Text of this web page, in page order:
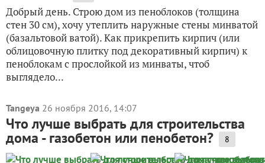
Добрый день. Строю дом из пеноблоков (толщина
стен 30 см), хочу утеплить наружные стены минватой
(базальтовой ватой). Как прикрепить кирпич (или
облицовочную плитку под декоративный кирпич) к
пеноблокам с прослойкой из минваты, чтоб
выглядело...
Tangeya 26 ноября 2016, 14:07
Что лучше выбрать для строительства
дома - газобетон или пенобетон? 8